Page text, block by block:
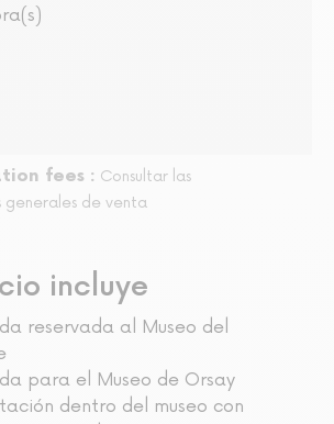
fees : Consultar las
generales de venta
incluye
reservada al Museo del
para el Museo de Orsay
dentro del museo con